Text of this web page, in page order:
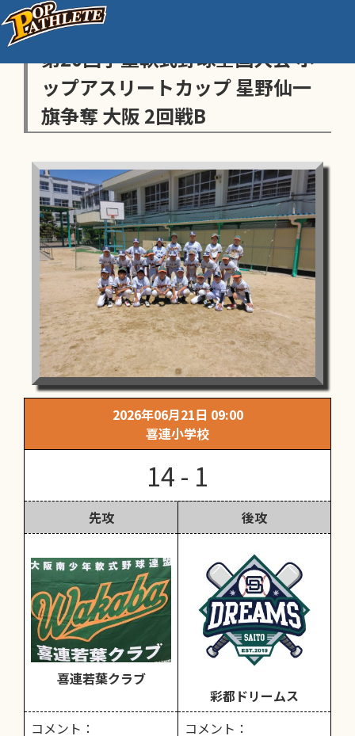
センス・トラストトーナメント
第20回学童軟式野球全国大会 ポ
ップアスリートカップ 星野仙一
旗争奪 大阪 2回戦B
2026年06月21日 09:00
喜連小学校
14 - 1
先攻 後攻
喜連若葉クラブ
彩都ドリームス
コメント：
コメント：